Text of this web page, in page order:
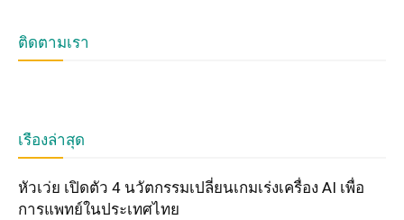
ติดตามเรา
เรื่องล่าสุด
หัวเว่ย เปิดตัว 4 นวัตกรรมเปลี่ยนเกมเร่งเครื่อง AI เพื่อ
การแพทย์ในประเทศไทย